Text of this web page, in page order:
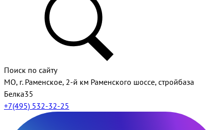
Поиск по сайту
МО, г. Раменское, 2-й км Раменского шоссе, стройбаза
Белка35
+7(495) 532-32-25